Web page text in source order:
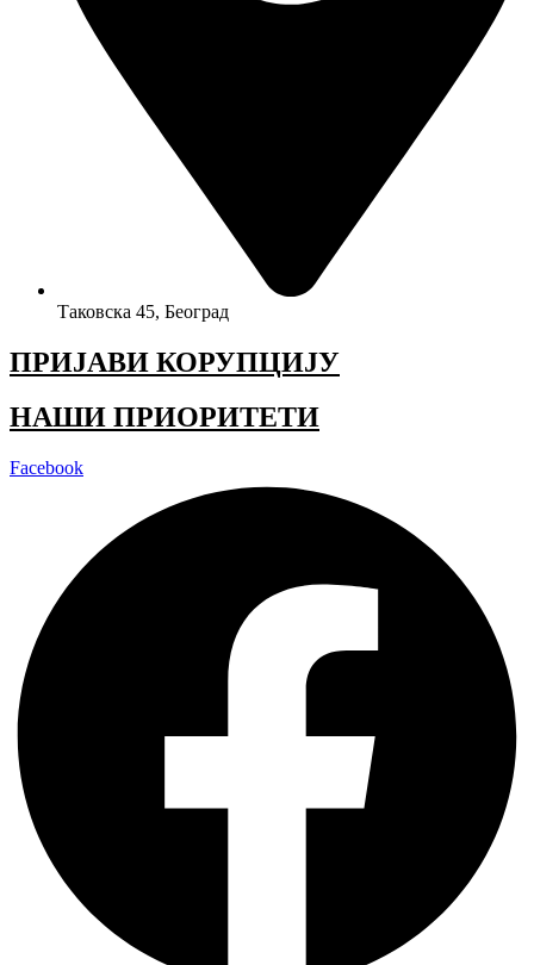
Таковска 45, Београд
ПРИЈАВИ КОРУПЦИЈУ
НАШИ ПРИОРИТЕТИ
Facebook